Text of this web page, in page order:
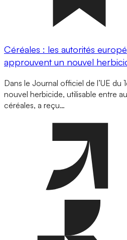
Céréales : les autorités
approuvent un nouvel
Dans le Journal officiel de l’UE du
nouvel herbicide, utilisable entre
céréales, a reçu…